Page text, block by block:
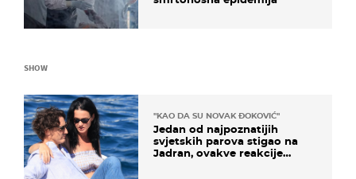
SHOW
"KAO DA SU NOVAK ĐOKOVIĆ"
Jedan od najpoznatijih
svjetskih parova stigao na
Jadran, ovakve reakcije